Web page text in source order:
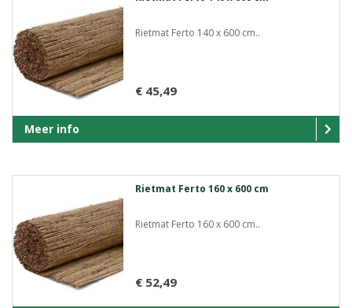
Rietmat Ferto 140 x 600 cm..
€ 45,49
Meer info
Rietmat Ferto 160 x 600 cm
Rietmat Ferto 160 x 600 cm..
€ 52,49